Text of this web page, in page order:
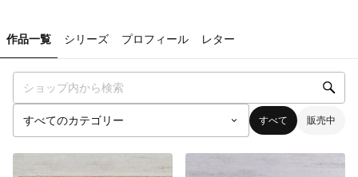
作品一覧 シリーズ プロフィール レター
すべて 販売中